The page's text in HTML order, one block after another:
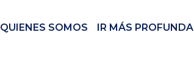
QUIENES SOMOS IR MÁS PROFUNDA